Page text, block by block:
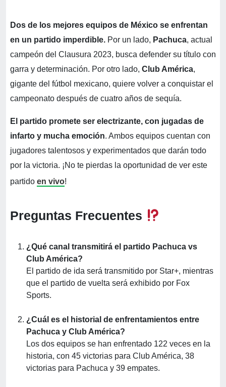
Dos de los mejores equipos de México se enfrentan
en un partido imperdible. Por un lado, Pachuca, actual
campeón del Clausura 2023, busca defender su título con
garra y determinación. Por otro lado, Club América,
gigante del fútbol mexicano, quiere volver a conquistar el
campeonato después de cuatro años de sequía.
El partido promete ser electrizante, con jugadas de
infarto y mucha emoción. Ambos equipos cuentan con
jugadores talentosos y experimentados que darán todo
por la victoria. ¡No te pierdas la oportunidad de ver este
partido en vivo!
Preguntas Frecuentes
¿Qué canal transmitirá el partido Pachuca vs
Club América?
El partido de ida será transmitido por Star+, mientras
que el partido de vuelta será exhibido por Fox
Sports.
¿Cuál es el historial de enfrentamientos entre
Pachuca y Club América?
Los dos equipos se han enfrentado 122 veces en la
historia, con 45 victorias para Club América, 38
victorias para Pachuca y 39 empates.